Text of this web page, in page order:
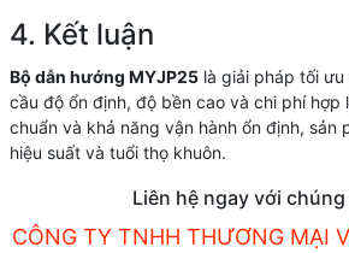
4. Kết luận
Bộ dẫn hướng MYJP25là giải pháp tối ưu
cầu độ ổn định, độ bền cao và chi phí hợp
chuẩn và khả năng vận hành ổn định, sản
hiệu suất và tuổi thọ khuôn.
Liên hệ ngay với
CÔNG TY TNHH THƯƠNG MẠI